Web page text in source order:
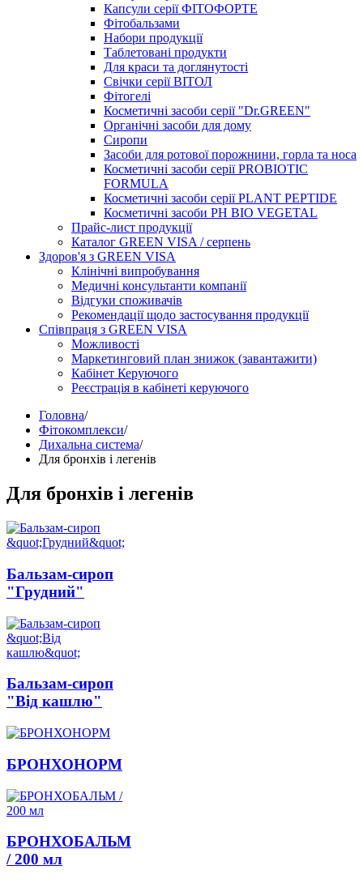
Капсули серії ФІТОФОРТЕ
Фітобальзами
Набори продукції
Таблетовані продукти
Для краси та доглянутості
Свічки серії ВІТОЛ
Фітогелі
Косметичні засоби серії "Dr.GREEN"
Органічні засоби для дому
Сиропи
Засоби для ротової порожнини, горла та носа
Косметичні засоби серії PROBIOTIC
FORMULA
Косметичні засоби серії PLANT PEPTIDE
Косметичні засоби PH BIO VEGETAL
Прайс-лист продукції
Каталог GREEN VISA / серпень
Здоров'я з GREEN VISA
Клінічні випробування
Медичні консультанти компанії
Відгуки споживачів
Рекомендації щодо застосування продукції
Співпраця з GREEN VISA
Можливості
Маркетинговий план знижок (завантажити)
Кабінет Керуючого
Реєстрація в кабінеті керуючого
Головна/
Фітокомплекси/
Дихальна система/
Для бронхів і легенів
Для бронхів і легенів
Бальзам-сироп
"Грудний"
Бальзам-сироп
"Від кашлю"
БРОНХОНОРМ
БРОНХОБАЛЬМ
/ 200 мл